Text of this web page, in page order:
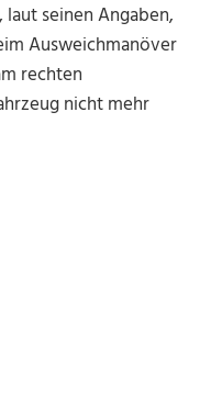
seinen Angaben,
Ausweichmanöver
rechten
nicht mehr